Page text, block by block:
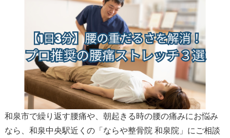
和泉市で繰り返す腰痛や、 朝起きる時の腰の痛みにお悩み
なら、 和泉中央駅近くの「ならや整骨院 和泉院」にご相談